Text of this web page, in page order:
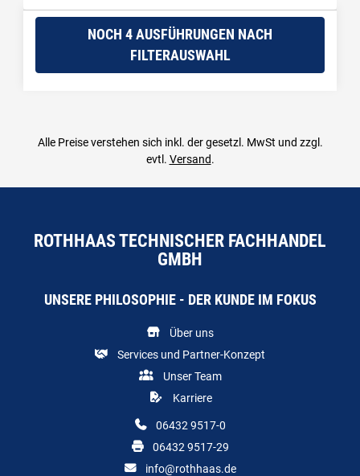
NOCH 4 AUSFÜHRUNGEN NACH
FILTERAUSWAHL
Alle Preise verstehen sich inkl. der gesetzl. MwSt und zzgl.
evtl. Versand.
ROTHHAAS TECHNISCHER FACHHANDEL
GMBH
UNSERE PHILOSOPHIE - DER KUNDE IM FOKUS
Über uns
Services und Partner-Konzept
Unser Team
Karriere
06432 9517-0
06432 9517-29
info@rothhaas.de